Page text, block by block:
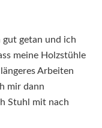
gut getan und ich
meine Holzstühle
Arbeiten
mir dann
Stuhl mit nach